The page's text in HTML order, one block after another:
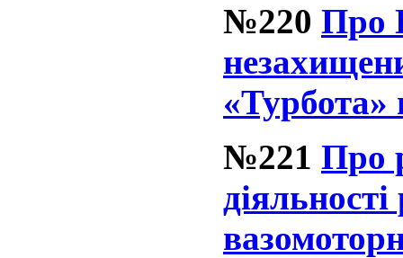
№220 Про
«Турбота»
№221 Про